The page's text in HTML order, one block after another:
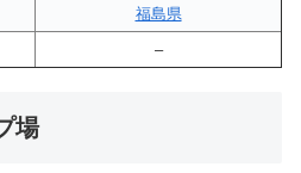
福島県
–
場